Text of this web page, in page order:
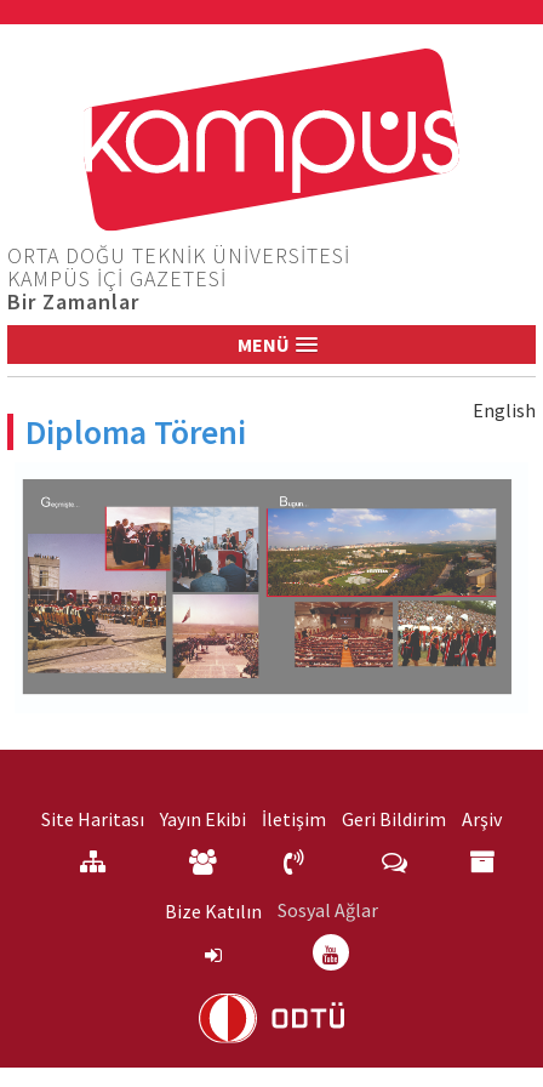
ORTA DOĞU TEKNİK ÜNİVERSİTESİ
KAMPÜS İÇİ GAZETESİ
Bir Zamanlar
MENÜ
Diploma Töreni English
Site Haritası Yayın Ekibi İletişim Geri Bildirim Arşiv
Bize Katılın Sosyal Ağlar